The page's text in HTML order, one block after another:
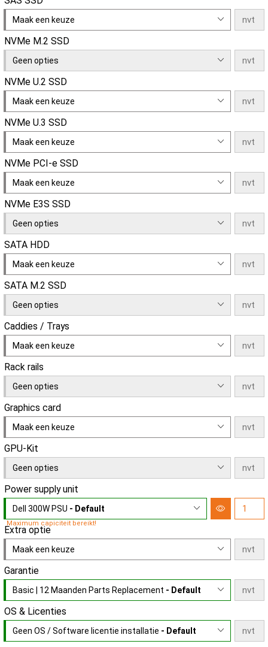
Maak een keuze
NVMe M.2 SSD
Geen opties
NVMe U.2 SSD
Maak een keuze
NVMe U.3 SSD
Maak een keuze
NVMe PCI-e SSD
Maak een keuze
NVMe E3S SSD
Geen opties
SATA HDD
Maak een keuze
SATA M.2 SSD
Geen opties
Caddies / Trays
Maak een keuze
Rack rails
Geen opties
Graphics card
Maak een keuze
GPU-Kit
Geen opties
Power supply unit
Dell 300W PSU - Default
Maximum capiciteit bereikt!
Extra optie
Maak een keuze
Garantie
Basic | 12 Maanden Parts Replacement - Default
OS & Licenties
Geen OS / Software licentie installatie - Default